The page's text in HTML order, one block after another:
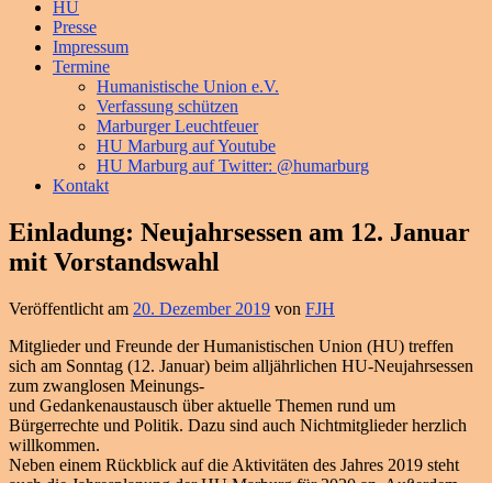
HU
Presse
Impressum
Termine
Humanistische Union e.V.
Verfassung schützen
Marburger Leuchtfeuer
HU Marburg auf Youtube
HU Marburg auf Twitter: @humarburg
Kontakt
Einladung: Neujahrsessen am 12. Januar
mit Vorstandswahl
Veröffentlicht am 20. Dezember 2019 von FJH
Mitglieder und Freunde der Humanistischen Union (HU) treffen
sich am Sonntag (12. Januar) beim alljährlichen HU-Neujahrsessen
zum zwanglosen Meinungs-
und Gedankenaustausch über aktuelle Themen rund um
Bürgerrechte und Politik. Dazu sind auch Nichtmitglieder herzlich
willkommen.
Neben einem Rückblick auf die Aktivitäten des Jahres 2019 steht